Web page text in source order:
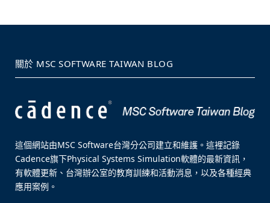
關於 MSC SOFTWARE TAIWAN BLOG
這個網站由MSC Software台灣分公司建立和維護。這裡記錄
Cadence旗下Physical Systems Simulation軟體的最新資訊，
有軟體更新、台灣辦公室的教育訓練和活動消息，以及各種經典
應用案例。